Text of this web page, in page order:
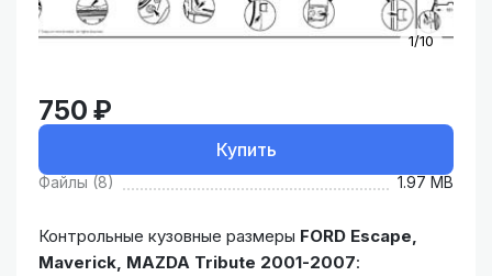
1/10
750 ₽
Купить
Файлы (8) 1.97 MB
Контрольные кузовные размеры FORD Escape,
Maverick, MAZDA Tribute 2001-2007: